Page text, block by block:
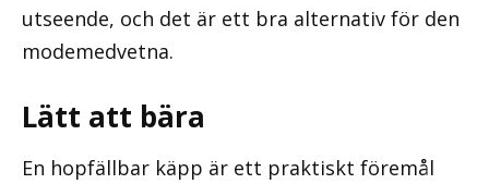
utseende, och det är ett bra alternativ för den
modemedvetna.
Lätt att bära
En hopfällbar käpp är ett praktiskt föremål